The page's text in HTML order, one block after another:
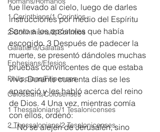
1 Corinthians/1 Corintios
2 Corinthians/2 Corintios
Galatians/Gálatas
Ephesians/Efesios
Philippians/Filipenses
Colossians/Colosenses
1 Thessalonians/1 Tesalonicenses
2 Thessalonians/2 Tesalonicenses
fue llevado al cielo, luego de darles
instrucciones por medio del Espíritu
Santo a los apóstoles que había
escogido. 3 Después de padecer la
muerte, se presentó dándoles muchas
pruebas convincentes de que estaba
vivo. Durante cuarenta días se les
apareció y les habló acerca del reino
de Dios. 4 Una vez, mientras comía
con ellos, ordenó:
—No se alejen de Jerusalén, sino